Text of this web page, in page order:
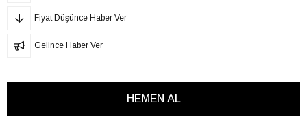
Fiyat Düşünce Haber Ver
Gelince Haber Ver